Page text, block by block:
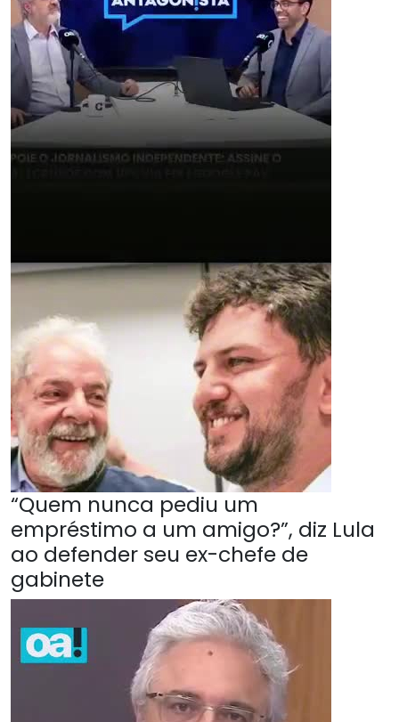
“Quem nunca pediu um
empréstimo a um amigo?”, diz Lula
ao defender seu ex-chefe de
gabinete